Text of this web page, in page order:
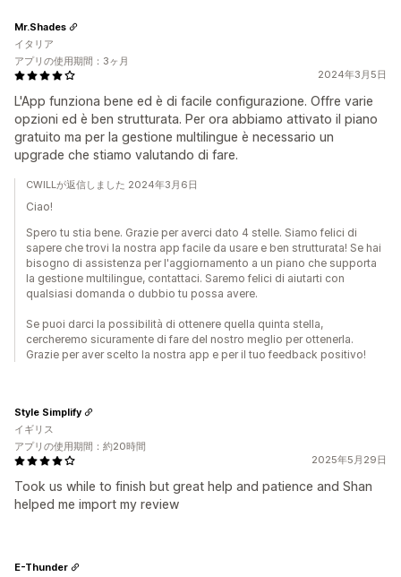
2024年3月5日
L'App funziona bene ed è di facile configurazione. Offre varie
opzioni ed è ben strutturata. Per ora abbiamo attivato il piano
gratuito ma per la gestione multilingue è necessario un
upgrade che stiamo valutando di fare.
Mr.Shades
イタリア
アプリの使用期間：3ヶ月
CWILLが返信しました 2024年3月6日
Ciao!
Spero tu stia bene. Grazie per averci dato 4 stelle. Siamo felici di
sapere che trovi la nostra app facile da usare e ben strutturata! Se hai
bisogno di assistenza per l'aggiornamento a un piano che supporta
la gestione multilingue, contattaci. Saremo felici di aiutarti con
qualsiasi domanda o dubbio tu possa avere.
Se puoi darci la possibilità di ottenere quella quinta stella,
cercheremo sicuramente di fare del nostro meglio per ottenerla.
Grazie per aver scelto la nostra app e per il tuo feedback positivo!
2025年5月29日
Took us while to finish but great help and patience and Shan
helped me import my review
Style Simplify
イギリス
アプリの使用期間：約20時間
E-Thunder